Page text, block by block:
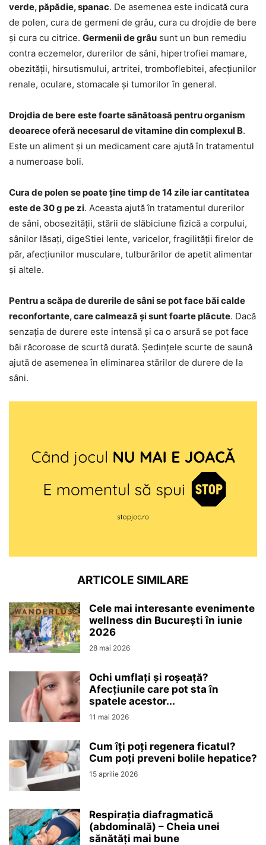
verde, păpădie, spanac. De asemenea este indicată cura
de polen, cura de germeni de grâu, cura cu drojdie de bere
și cura cu citrice. Germenii de grâu sunt un bun remediu
contra eczemelor, durerilor de sâni, hipertrofiei mamare,
obezității, hirsutismului, artritei, tromboflebitei, afecțiunilor
renale, oculare, stomacale și tumorilor în general.
Drojdia de bere este foarte sănătoasă pentru organism
deoarece oferă necesarul de vitamine din complexul B.
Este un aliment și un medicament care ajută în tratamentul
a numeroase boli.
Cura de polen se poate ține timp de 14 zile iar cantitatea
este de 30 g pe zi. Aceasta ajută în tratamentul durerilor
de sâni, obosezității, stării de slăbiciune fizică a corpului,
sânilor lăsați, digeStiei lente, varicelor, fragilității firelor de
păr, afecțiunilor musculare, tulburărilor de apetit alimentar
și altele.
Pentru a scăpa de durerile de sâni se pot face băi calde
reconfortante, care calmează și sunt foarte plăcute. Dacă
senzația de durere este intensă și ca o arsură se pot face
băi răcoroase de scurtă durată. Ședințele scurte de saună
ajută de asemenea în eliminarea stărilor de durere de la
sâni.
ARTICOLE SIMILARE
Cele mai interesante evenimente
wellness din București în iunie
2026
28 mai 2026
Ochi umflați și roșeață?
Afecțiunile care pot sta în
spatele acestor...
11 mai 2026
Cum îți poți regenera ficatul?
Cum poți preveni bolile hepatice?
15 aprilie 2026
Respirația diafragmatică
(abdominală) – Cheia unei
sănătăți mai bune